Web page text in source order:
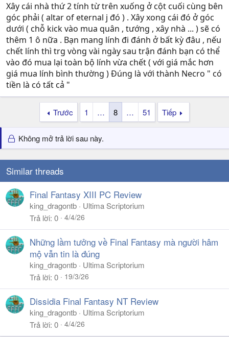
Xây cái nhà thứ 2 tính từ trên xuống ở cột cuối cùng bên
góc phải ( altar of eternal j đó ) . Xây xong cái đó ở góc
dưới ( chỗ kick vào mua quân , tướng , xây nhà ... ) sẽ có
thêm 1 ô nữa . Bạn mang lính đi đánh ở bất kỳ đâu , nếu
chết lính thì trg vòng vài ngày sau trận đánh bạn có thể
vào đó mua lại toàn bộ lính vừa chết ( với giá mắc hơn
giá mua lính bình thường ) Đúng là với thành Necro " có
tiền là có tất cả "
Trước 1 … 8 … 51 Tiếp
Không mở trả lời sau này.
Similar threads
Final Fantasy XIII PC Review
king_dragontb
Ultima Scriptorium
Trả lời 0 4/4/26
Những lầm tưởng về Final Fantasy mà người hâm
mộ vẫn tin là đúng
king_dragontb
Ultima Scriptorium
Trả lời 0 19/3/26
Dissidia Final Fantasy NT Review
king_dragontb
Ultima Scriptorium
Trả lời 0 4/4/26